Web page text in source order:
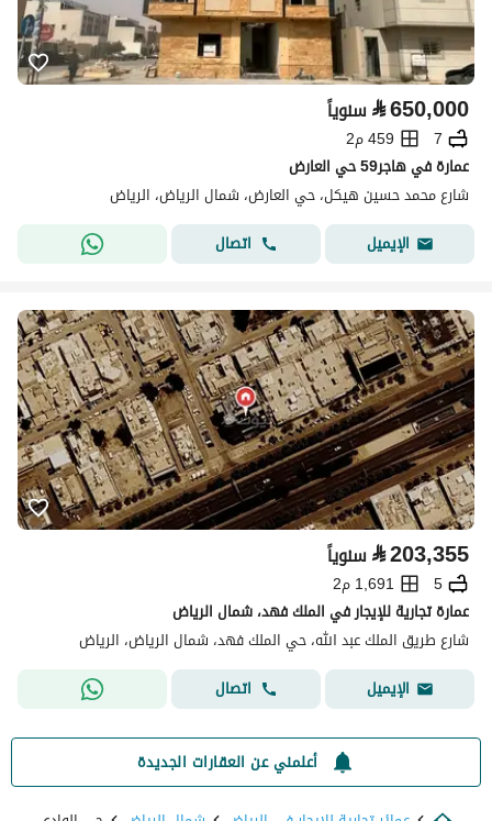
⃁650,000 سنوياً
7
459 م2
عمارة في هاجر59 حي العارض
شارع محمد حسين هيكل، حي العارض، شمال الرياض، الرياض
الإيميل
اتصال
⃁203,355 سنوياً
5
1,691 م2
عمارة تجارية للإيجار في الملك فهد، شمال الرياض
شارع طريق الملك عبد الله، حي الملك فهد، شمال الرياض، الرياض
الإيميل
اتصال
أعلمني عن العقارات الجديدة